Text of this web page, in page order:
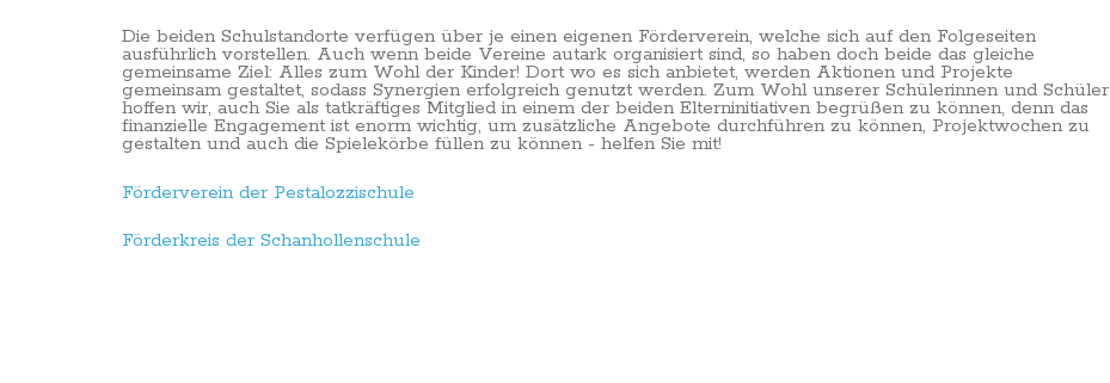
Die beiden Schulstandorte verfügen über je einen eigenen Förderverein, welche sich auf den Folgeseiten
ausführlich vorstellen. Auch wenn beide Vereine autark organisiert sind, so haben doch beide das gleiche
gemeinsame Ziel: Alles zum Wohl der Kinder! Dort wo es sich anbietet, werden Aktionen und Projekte
gemeinsam gestaltet, sodass Synergien erfolgreich genutzt werden. Zum Wohl unserer Schülerinnen und Schüler
hoffen wir, auch Sie als tatkräftiges Mitglied in einem der beiden Elterninitiativen begrüßen zu können, denn das
finanzielle Engagement ist enorm wichtig, um zusätzliche Angebote durchführen zu können, Projektwochen zu
gestalten und auch die Spielekörbe füllen zu können - helfen Sie mit!
Förderverein der Pestalozzischule
Förderkreis der Schanhollenschule